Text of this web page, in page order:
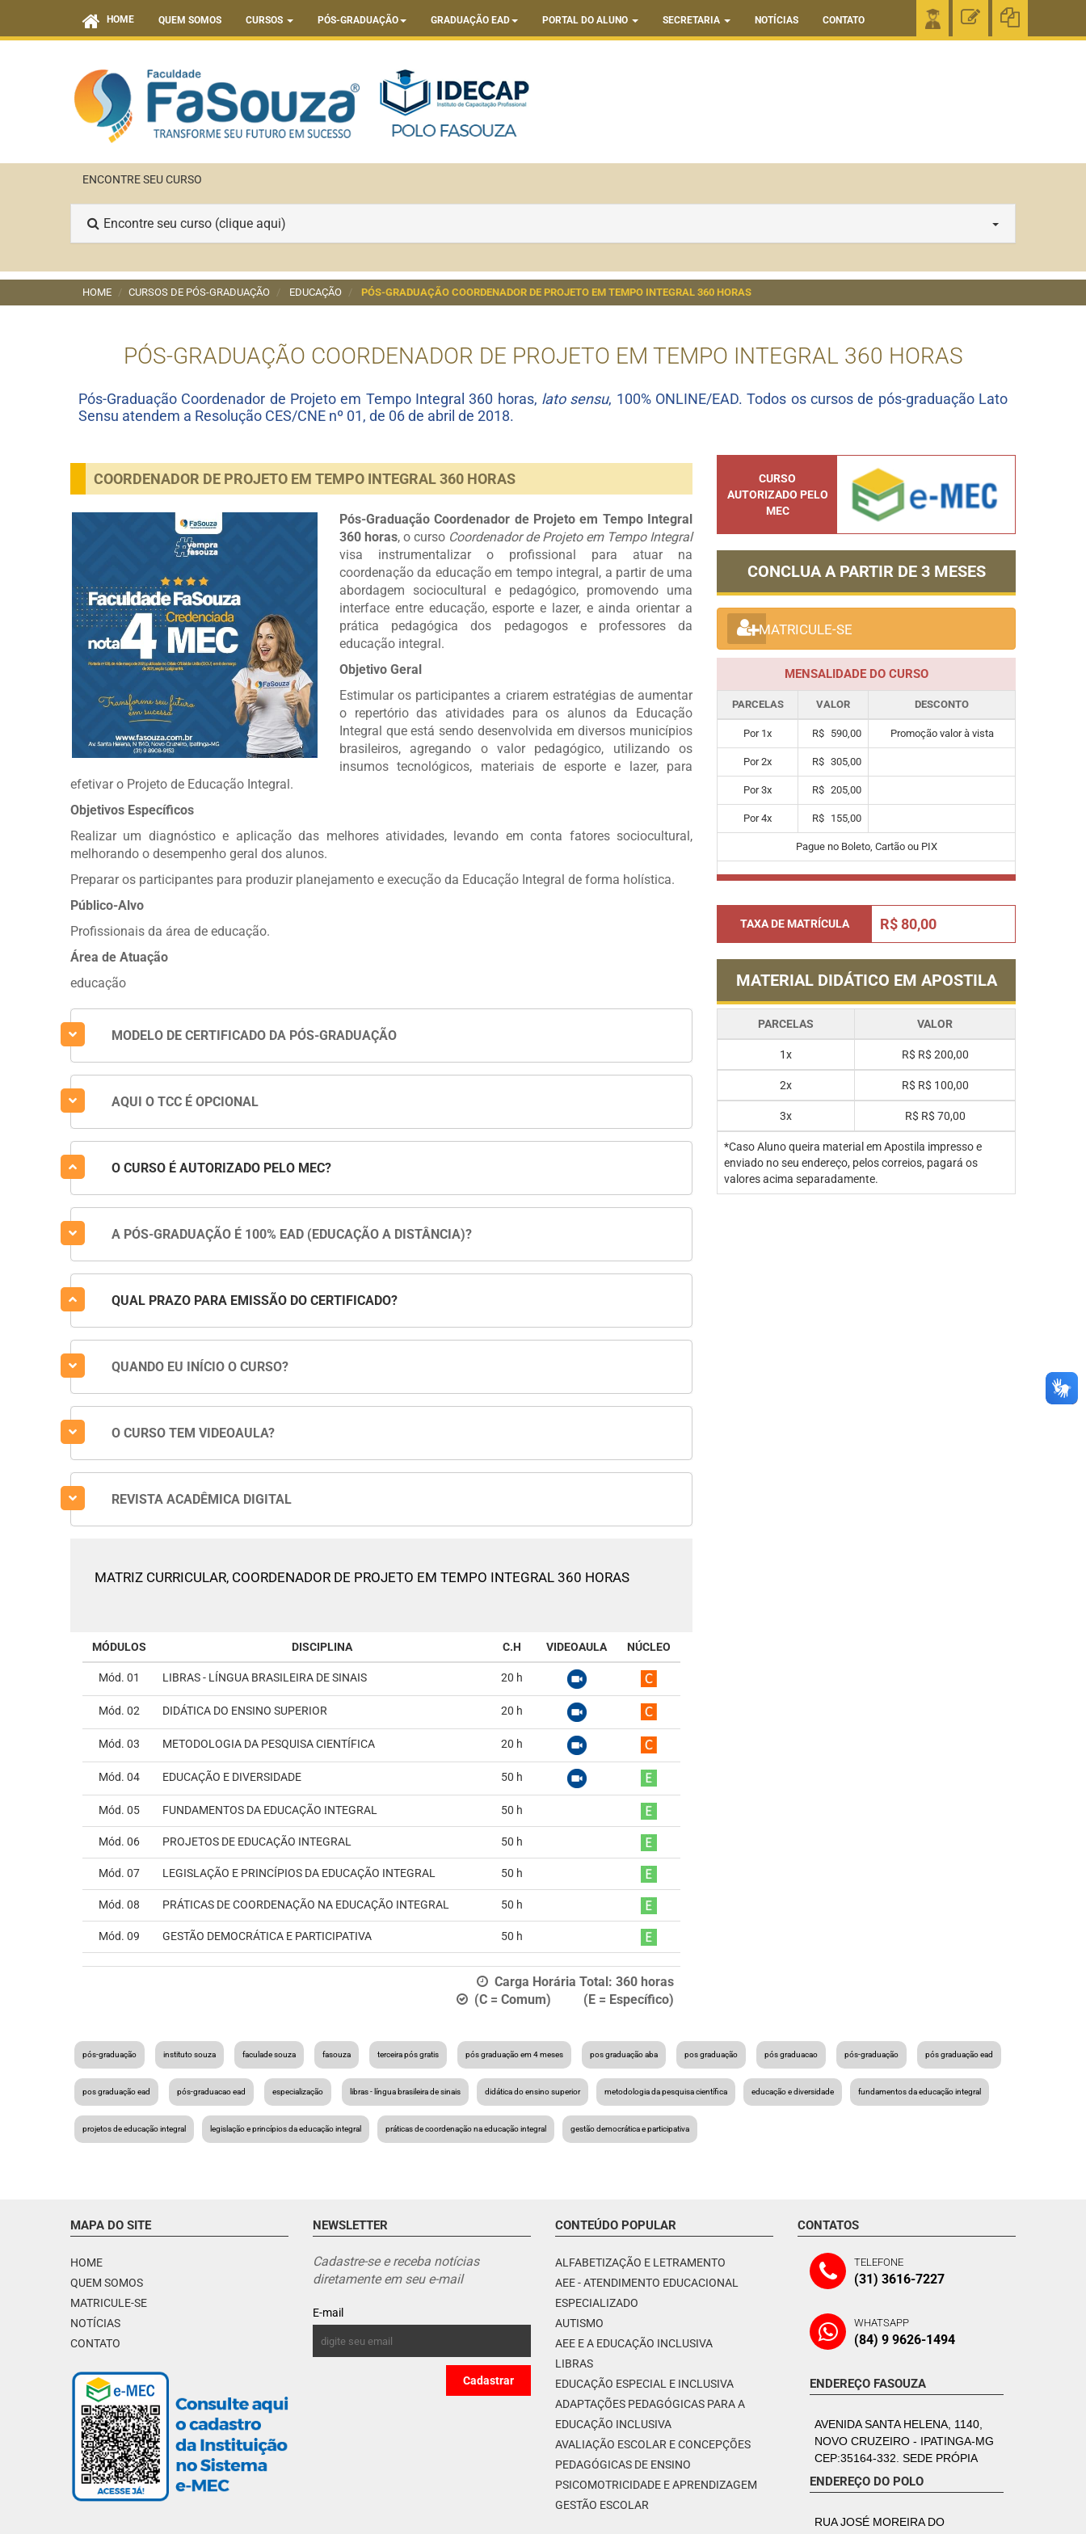
HOME QUEM SOMOS CURSOS PÓS-GRADUAÇÃO GRADUAÇÃO EAD PORTAL DO ALUNO SECRETARIA NOTÍCIAS CONTATO
ENCONTRE SEU CURSO
Encontre seu curso (clique aqui)
HOME CURSOS DE PÓS-GRADUAÇÃO EDUCAÇÃO PÓS-GRADUAÇÃO COORDENADOR DE PROJETO EM TEMPO INTEGRAL 360 HORAS
PÓS-GRADUAÇÃO COORDENADOR DE PROJETO EM TEMPO INTEGRAL 360 HORAS
Pós-Graduação Coordenador de Projeto em Tempo Integral 360 horas, lato sensu, 100% ONLINE/EAD. Todos os cursos de pós-graduação Lato
Sensu atendem a Resolução CES/CNE nº 01, de 06 de abril de 2018.
COORDENADOR DE PROJETO EM TEMPO INTEGRAL 360 HORAS
Pós-Graduação Coordenador de Projeto em Tempo Integral
360 horas, o curso Coordenador de Projeto em Tempo Integral
visa instrumentalizar o profissional para atuar na
coordenação da educação em tempo integral, a partir de uma
abordagem sociocultural e pedagógico, promovendo uma
interface entre educação, esporte e lazer, e ainda orientar a
prática pedagógica dos pedagogos e professores da
educação integral.
Objetivo Geral
Estimular os participantes a criarem estratégias de aumentar
o repertório das atividades para os alunos da Educação
Integral que está sendo desenvolvida em diversos municípios
brasileiros, agregando o valor pedagógico, utilizando os
insumos tecnológicos, materiais de esporte e lazer, para
efetivar o Projeto de Educação Integral.
Objetivos Específicos
Realizar um diagnóstico e aplicação das melhores atividades, levando em conta fatores sociocultural,
melhorando o desempenho geral dos alunos.
Preparar os participantes para produzir planejamento e execução da Educação Integral de forma holística.
Público-Alvo
Profissionais da área de educação.
Área de Atuação
educação
MODELO DE CERTIFICADO DA PÓS-GRADUAÇÃO
AQUI O TCC É OPCIONAL
O CURSO É AUTORIZADO PELO MEC?
A PÓS-GRADUAÇÃO É 100% EAD (EDUCAÇÃO A DISTÂNCIA)?
QUAL PRAZO PARA EMISSÃO DO CERTIFICADO?
QUANDO EU INÍCIO O CURSO?
O CURSO TEM VIDEOAULA?
REVISTA ACADÊMICA DIGITAL
MATRIZ CURRICULAR, COORDENADOR DE PROJETO EM TEMPO INTEGRAL 360 HORAS
MÓDULOS DISCIPLINA C.H VIDEOAULA NÚCLEO
Mód. 01 LIBRAS - LÍNGUA BRASILEIRA DE SINAIS 20 h
Mód. 02 DIDÁTICA DO ENSINO SUPERIOR 20 h
Mód. 03 METODOLOGIA DA PESQUISA CIENTÍFICA 20 h
Mód. 04 EDUCAÇÃO E DIVERSIDADE 50 h
Mód. 05 FUNDAMENTOS DA EDUCAÇÃO INTEGRAL 50 h
Mód. 06 PROJETOS DE EDUCAÇÃO INTEGRAL 50 h
Mód. 07 LEGISLAÇÃO E PRINCÍPIOS DA EDUCAÇÃO INTEGRAL 50 h
Mód. 08 PRÁTICAS DE COORDENAÇÃO NA EDUCAÇÃO INTEGRAL 50 h
Mód. 09 GESTÃO DEMOCRÁTICA E PARTICIPATIVA 50 h
Carga Horária Total: 360 horas
(C = Comum) (E = Específico)
CURSO
AUTORIZADO PELO
MEC
CONCLUA A PARTIR DE 3 MESES
MATRICULE-SE
MENSALIDADE DO CURSO
PARCELAS VALOR DESCONTO
Por 1x R$ 590,00 Promoção valor à vista
Por2x R$ 305,00
Por3x R$ 205,00
Por4x R$ 155,00
Pague no Boleto, Cartão ou PIX
TAXA DE MATRÍCULA R$ 80,00
MATERIAL DIDÁTICO EM APOSTILA
PARCELAS VALOR
1x R$ R$ 200,00
2x R$ R$ 100,00
3x R$ R$ 70,00
*Caso Aluno queira material em Apostila impresso e
enviado no seu endereço, pelos correios, pagará os
valores acima separadamente.
pós-graduação instituto souza faculade souza fasouza terceira pós gratis pós graduação em 4 meses pos graduação aba pos graduação pós graduacao pós-graduação pós graduação ead
pos graduação ead pós-graduacao ead especialização libras - língua brasileira de sinais didática do ensino superior metodologia da pesquisa científica educação e diversidade fundamentos da educação integral
projetos de educação integral legislação e princípios da educação integral práticas de coordenação na educação integral gestão democrática e participativa
MAPA DO SITE
HOME
QUEM SOMOS
MATRICULE-SE
NOTÍCIAS
CONTATO
NEWSLETTER
Cadastre-se e receba notícias
diretamente em seu e-mail
E-mail
CONTEÚDO POPULAR
ALFABETIZAÇÃO E LETRAMENTO
AEE - ATENDIMENTO EDUCACIONAL
ESPECIALIZADO
AUTISMO
AEE E A EDUCAÇÃO INCLUSIVA
LIBRAS
EDUCAÇÃO ESPECIAL E INCLUSIVA
ADAPTAÇÕES PEDAGÓGICAS PARA A
EDUCAÇÃO INCLUSIVA
AVALIAÇÃO ESCOLAR E CONCEPÇÕES
PEDAGÓGICAS DE ENSINO
PSICOMOTRICIDADE E APRENDIZAGEM
GESTÃO ESCOLAR
CONTATOS
TELEFONE
(31) 3616-7227
WHATSAPP
(84) 9 9626-1494
ENDEREÇO FASOUZA
AVENIDA SANTA HELENA, 1140,
NOVO CRUZEIRO - IPATINGA-MG
CEP:35164-332. SEDE PRÓPIA
ENDEREÇO DO POLO
RUA JOSÉ MOREIRA DO